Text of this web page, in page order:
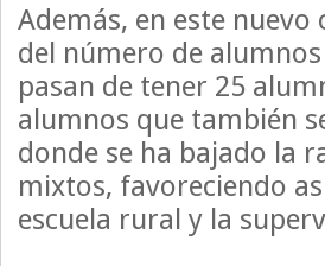
Además, en este
del número de
pasan de tener 25
alumnos que también
donde se ha bajado la
mixtos, favoreciendo
escuela rural y la